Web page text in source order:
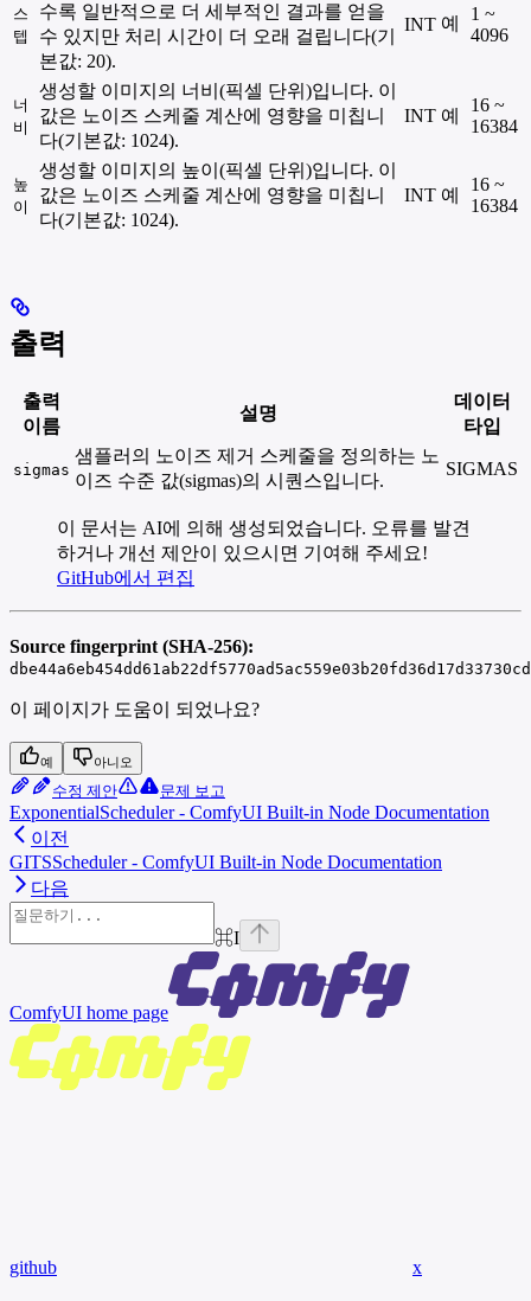
스
텝
수록 일반적으로 더 세부적인 결과를 얻을
수 있지만 처리 시간이 더 오래 걸립니다(기
본값: 20).
INT 예
1 ~
4096
너
비
생성할 이미지의 너비(픽셀 단위)입니다. 이
값은 노이즈 스케줄 계산에 영향을 미칩니
다(기본값: 1024).
INT 예
16 ~
16384
높
이
생성할 이미지의 높이(픽셀 단위)입니다. 이
값은 노이즈 스케줄 계산에 영향을 미칩니
다(기본값: 1024).
INT 예
16 ~
16384
출력
출력
이름
설명
데이터
타입
sigmas
샘플러의 노이즈 제거 스케줄을 정의하는 노
이즈 수준 값(sigmas)의 시퀀스입니다.
SIGMAS
이 문서는 AI에 의해 생성되었습니다. 오류를 발견
하거나 개선 제안이 있으시면 기여해 주세요!
GitHub에서 편집
Source fingerprint (SHA-256):
이 페이지가 도움이 되었나요?
예 아니오
수정 제안 문제 보고
ExponentialScheduler - ComfyUI Built-in Node Documentation
이전
GITSScheduler - ComfyUI Built-in Node Documentation
다음
⌘I
ComfyUI home page
github x